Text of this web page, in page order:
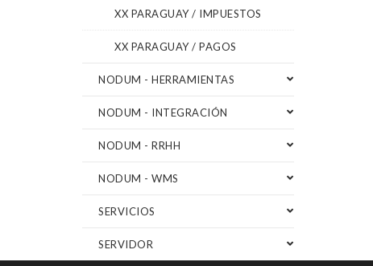
XX PARAGUAY / IMPUESTOS
XX PARAGUAY / PAGOS
NODUM - HERRAMIENTAS
NODUM - INTEGRACIÓN
NODUM - RRHH
NODUM - WMS
SERVICIOS
SERVIDOR